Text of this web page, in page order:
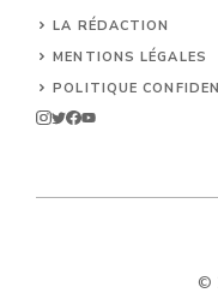
LA RÉDACTION
MENTIONS LÉGALES
POLITIQUE
©